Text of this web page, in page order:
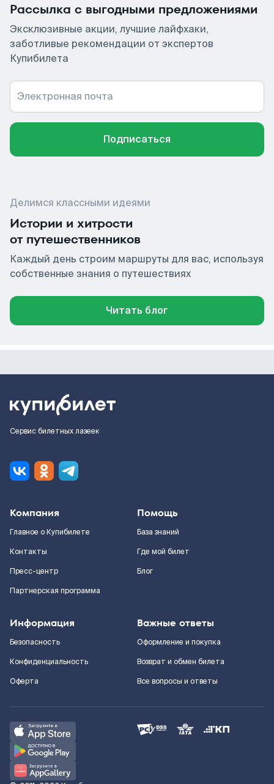
Рассылка с выгодными предложениями
Эксклюзивные акции, лучшие лайфхаки,
заботливые рекомендации от экспертов
Купибилета
Электронная почта
Подписаться
Делимся классными идеями
Истории и хитрости
от путешественников
Каждый день строим маршруты для вас, используя
собственные знания о путешествиях
Читать блог
Сервис билетных лазеек
Компания
Главное о Купибилете
Контакты
Пресс-центр
Партнерская программа
Помощь
База знаний
Где мой билет
Блог
Информация
Безопасность
Конфиденциальность
Оферта
Важные ответы
Оформление и покупка
Возврат и обмен билета
Все вопросы и ответы